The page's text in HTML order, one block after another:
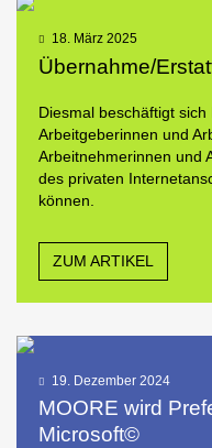
18. März 2025
Übernahme/
Diesmal beschäftigt
Arbeitgeberinnen und
Arbeitnehmerinnen und
des privaten
können.
ZUM ARTIKEL
19. Dezember 2024
MOORE wird
Microsoft©